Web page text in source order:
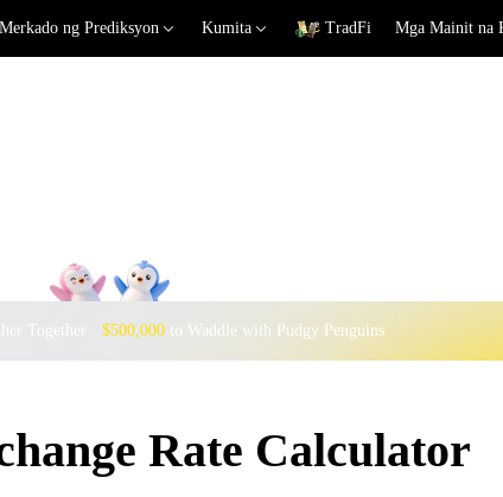
Merkado ng Prediksyon Kumita TradFi Mga Mainit na
Together · $500,000to Waddle with Pudgy Penguins
Rate Calculator